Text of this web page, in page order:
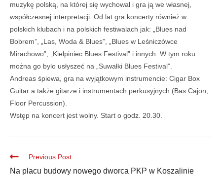
muzykę polską, na której się wychował i gra ją we własnej,
współczesnej interpretacji. Od lat gra koncerty również w
polskich klubach i na polskich festiwalach jak: „Blues nad
Bobrem”, „Las, Woda & Blues”, „Blues w Leśniczówce
Mirachowo”, „Kielpiniec Blues Festival” i innych. W tym roku
można go bylo usłyszeć na „Suwałki Blues Festival”.
Andreas śpiewa, gra na wyjątkowym instrumencie: Cigar Box
Guitar a także gitarze i instrumentach perkusyjnych (Bas Cajon,
Floor Percussion).
Wstęp na koncert jest wolny. Start o godz. 20.30.
Previous Post
Na placu budowy nowego dworca PKP w Koszalinie